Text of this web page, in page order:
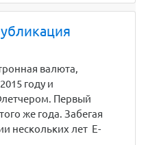
валюта,
году и
Первый
же года. Забегая
нескольких лет E-